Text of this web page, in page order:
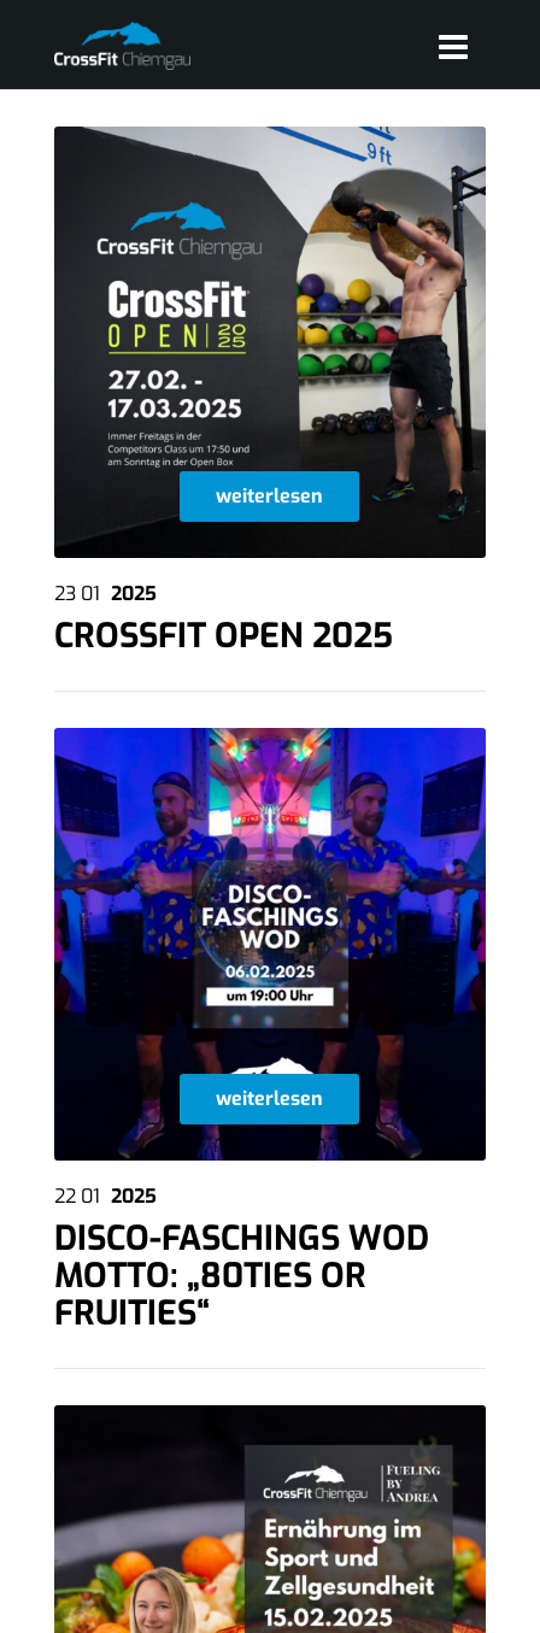
weiterlesen
23 01 2025
CROSSFIT OPEN 2025
weiterlesen
22 01 2025
DISCO-FASCHINGS WOD
MOTTO: „80TIES OR
FRUITIES“